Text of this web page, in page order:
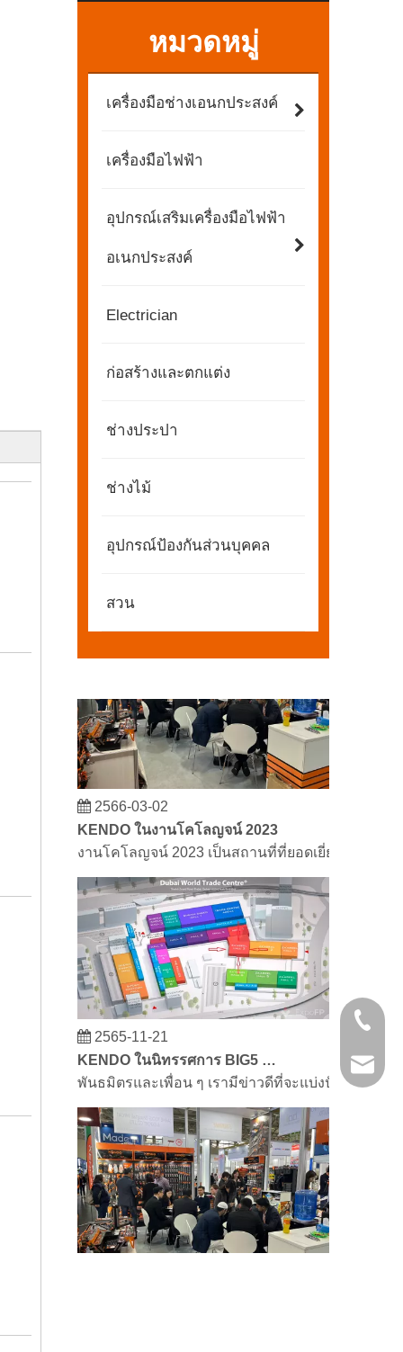
หมวดหมู่
เครื่องมือช่างเอนกประสงค์
เครื่องมือไฟฟ้า
อุปกรณ์เสริมเครื่องมือไฟฟ้า
อเนกประสงค์
Electrician
ก่อสร้างและตกแต่ง
ช่างประปา
ช่างไม้
อุปกรณ์ป้องกันส่วนบุคคล
สวน
KENDO ในนิทรรศการ BIG5 Dubai
KENDO ในงานโคโลญจน์ 2023
งานโคโลญจน์ 2023 เป็นสถานที่ที่ยอดเยี่ยมสำหรับ
พันธมิตรและเพื่อน ๆ เรามีข่าวดีที่จะแบ่งปันกับคุณ⚒
+86 21